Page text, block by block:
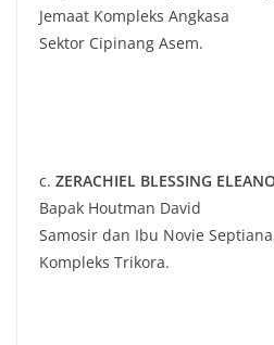
Jemaat Kompleks Angkasa
Sektor Cipinang Asem.
c. ZERACHIEL BLESSING
Bapak Houtman David
Samosir dan Ibu Novie
Kompleks Trikora.